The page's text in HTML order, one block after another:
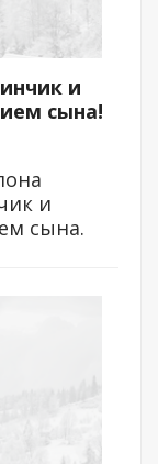
и
сына!
и
сына.